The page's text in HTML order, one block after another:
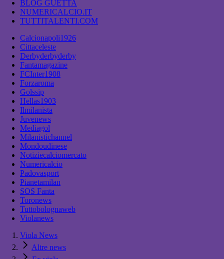
BLOG GUETTA
NUMERICALCIO.IT
TUTTITALENTI.COM
Calcionapoli1926
Cittaceleste
Derbyderbyderby
Fantamagazine
FCInter1908
Forzaroma
Golssip
Hellas1903
Ilmilanista
Juvenews
Mediagol
Milanistichannel
Mondoudinese
Notiziecalciomercato
Numericalcio
Padovasport
Pianetamilan
SOS Fanta
Toronews
Tuttobolognaweb
Violanews
Viola News
Altre news